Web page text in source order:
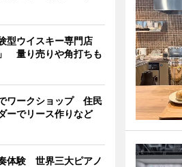
型ウイスキー専門店
量り売りや角打ちも
ワークショップ 住民
ーでリース作りなど
体験 世界三大ピアノ